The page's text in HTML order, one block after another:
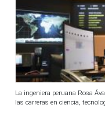
La ingeniera peruana Rosa
las carreras en ciencia,